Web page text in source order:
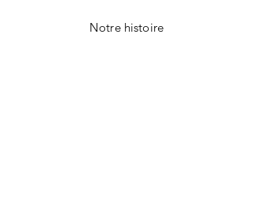
Notre histoire